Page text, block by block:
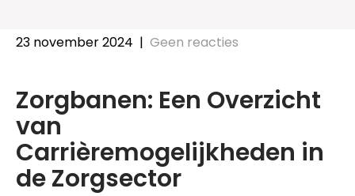
23 november 2024 | Geen reacties
Zorgbanen: Een Overzicht
van
Carrièremogelijkheden in
de Zorgsector